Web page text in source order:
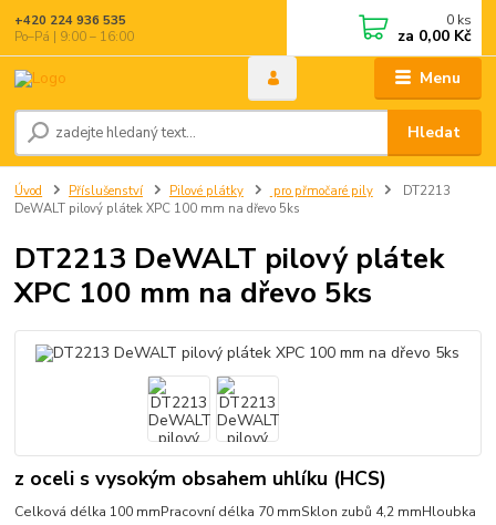
Menu
Hledat
+420 224 936 535
Po–Pá | 9:00 – 16:00
0 ks
za 0,00 Kč
Úvod Příslušenství Pilové plátky pro přmočaré pily
DT2213
DeWALT pilový plátek XPC 100 mm na dřevo 5ks
DT2213 DeWALT pilový plátek
XPC 100 mm na dřevo 5ks
z oceli s vysokým obsahem uhlíku (HCS)
Celková délka 100 mmPracovní délka 70 mmSklon zubů 4,2 mmHloubka